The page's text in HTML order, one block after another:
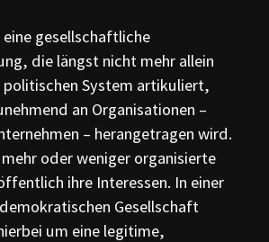
Richtlinien
Kodizes
öfft. Kommunikation
zur Beschwerde
gesellschaftliche
die längst nicht mehr allein
System artikuliert,
an Organisationen –
– herangetragen wird.
oder weniger organisierte
ihre Interessen. In einer
Gesellschaft
um eine legitime,